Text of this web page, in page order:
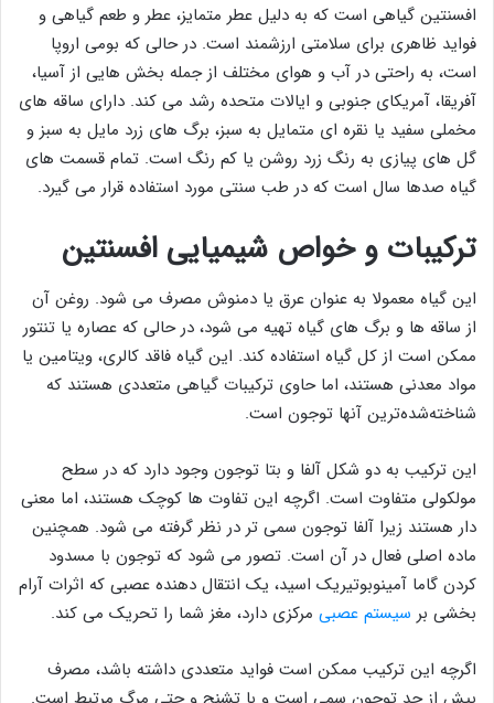
افسنتین گیاهی است که به دلیل عطر متمایز، عطر و طعم گیاهی و
فواید ظاهری برای سلامتی ارزشمند است. در حالی که بومی اروپا
است، به راحتی در آب و هوای مختلف از جمله بخش هایی از آسیا،
آفریقا، آمریکای جنوبی و ایالات متحده رشد می کند. دارای ساقه های
مخملی سفید یا نقره ای متمایل به سبز، برگ های زرد مایل به سبز و
گل های پیازی به رنگ زرد روشن یا کم رنگ است. تمام قسمت های
گیاه صدها سال است که در طب سنتی مورد استفاده قرار می گیرد.
ترکیبات و خواص شیمیایی افسنتین
این گیاه معمولا به عنوان عرق یا دمنوش مصرف می شود. روغن آن
از ساقه ها و برگ های گیاه تهیه می شود، در حالی که عصاره یا تنتور
ممکن است از کل گیاه استفاده کند. این گیاه فاقد کالری، ویتامین یا
مواد معدنی هستند، اما حاوی ترکیبات گیاهی متعددی هستند که
شناخته‌شده‌ترین آنها توجون است.
این ترکیب به دو شکل آلفا و بتا توجون وجود دارد که در سطح
مولکولی متفاوت است. اگرچه این تفاوت ها کوچک هستند، اما معنی
دار هستند زیرا آلفا توجون سمی تر در نظر گرفته می شود. همچنین
ماده اصلی فعال در آن است. تصور می شود که توجون با مسدود
کردن گاما آمینوبوتیریک اسید، یک انتقال دهنده عصبی که اثرات آرام
بخشی بر سیستم عصبی مرکزی دارد، مغز شما را تحریک می کند.
اگرچه این ترکیب ممکن است فواید متعددی داشته باشد، مصرف